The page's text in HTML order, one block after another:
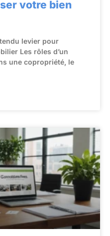
votre bien
levier pour
Les rôles d’un
une copropriété, le